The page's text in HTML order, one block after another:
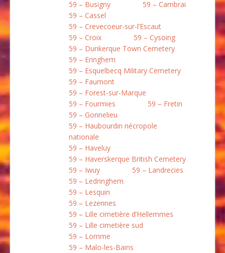
59 – Busigny
59 – Cambrai
59 – Cassel
59 – Crevecoeur-sur-l’Escaut
59 – Croix
59 – Cysoing
59 – Dunkerque Town Cemetery
59 – Eringhem
59 – Esquelbecq Military Cemetery
59 – Faumont
59 – Forest-sur-Marque
59 – Fourmies
59 – Fretin
59 – Gonnelieu
59 – Haubourdin nécropole
nationale
59 – Haveluy
59 – Haverskerque British Cemetery
59 – Iwuy
59 – Landrecies
59 – Ledringhem
59 – Lesquin
59 – Lezennes
59 – Lille cimetière d’Hellemmes
59 – Lille cimetière sud
59 – Lomme
59 – Malo-les-Bains